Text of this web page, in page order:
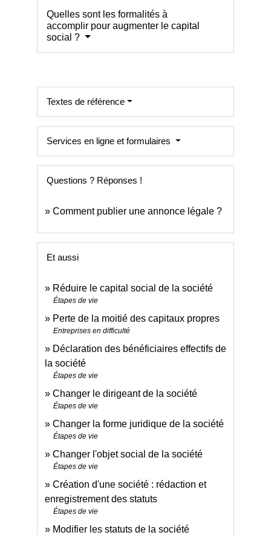
Quelles sont les formalités à
accomplir pour augmenter le capital
social ?
Textes de référence
Services en ligne et formulaires
Questions ? Réponses !
Comment publier une annonce légale ?
Et aussi
Réduire le capital social de la société
Étapes de vie
Perte de la moitié des capitaux propres
Entreprises en difficulté
Déclaration des bénéficiaires effectifs de
la société
Étapes de vie
Changer le dirigeant de la société
Étapes de vie
Changer la forme juridique de la société
Étapes de vie
Changer l'objet social de la société
Étapes de vie
Création d'une société : rédaction et
enregistrement des statuts
Étapes de vie
Modifier les statuts de la société